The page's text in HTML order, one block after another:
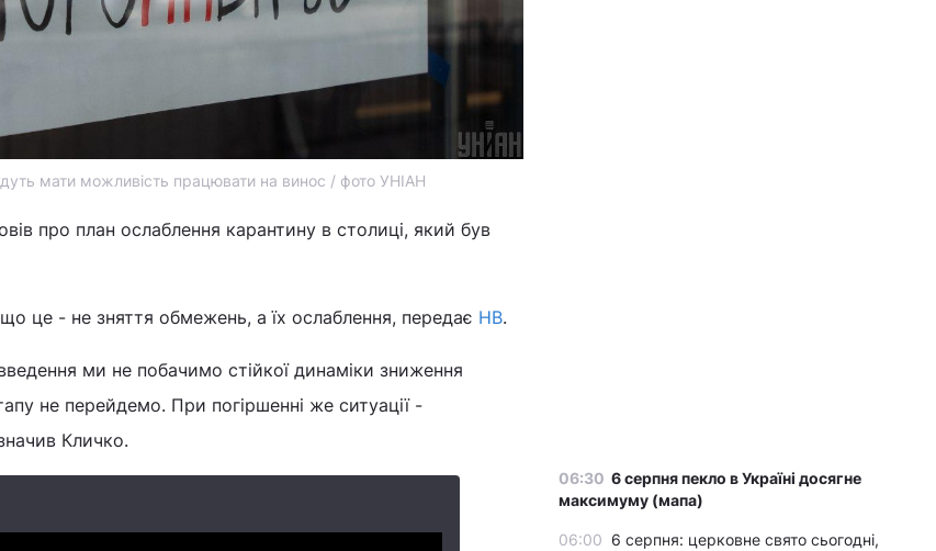
мати можливість працювати на винос / фото УНІАН
про план ослаблення карантину в столиці, який був
що це - не зняття обмежень, а їх ослаблення, передає НВ.
ми не побачимо стійкої динаміки зниження
не перейдемо. При погіршенні же ситуації -
Кличко.
06:30 6 серпня пекло в Україні досягне
максимуму (мапа)
06:00 6 серпня: церковне свято сьогодні,